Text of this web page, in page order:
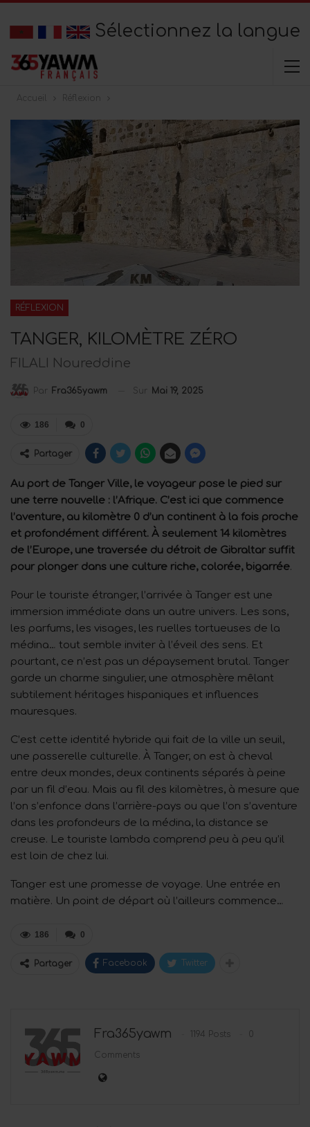
Sélectionnez la langue
Accueil Réflexion
RÉFLEXION
TANGER, KILOMÈTRE ZÉRO
FILALI Noureddine
Par Fra365yawm Sur Mai 19, 2025
0
186
Partager
Au port de Tanger Ville, le voyageur pose le pied sur
une terre nouvelle : l’Afrique. C’est ici que commence
l’aventure, au kilomètre 0 d’un continent à la fois proche
et profondément différent. À seulement 14 kilomètres
de l’Europe, une traversée du détroit de Gibraltar suffit
pour plonger dans une culture riche, colorée, bigarrée.
Pour le touriste étranger, l’arrivée à Tanger est une
immersion immédiate dans un autre univers. Les sons,
les parfums, les visages, les ruelles tortueuses de la
médina… tout semble inviter à l’éveil des sens. Et
pourtant, ce n’est pas un dépaysement brutal. Tanger
garde un charme singulier, une atmosphère mêlant
subtilement héritages hispaniques et influences
mauresques.
C’est cette identité hybride qui fait de la ville un seuil,
une passerelle culturelle. À Tanger, on est à cheval
entre deux mondes, deux continents séparés à peine
par un fil d’eau. Mais au fil des kilomètres, à mesure que
l’on s’enfonce dans l’arrière-pays ou que l’on s’aventure
dans les profondeurs de la médina, la distance se
creuse. Le touriste lambda comprend peu à peu qu’il
est loin de chez lui.
Tanger est une promesse de voyage. Une entrée en
matière. Un point de départ où l’ailleurs commence…
0
186
Partager Facebook Twitter
Fra365yawm 1194 Posts 0
Comments